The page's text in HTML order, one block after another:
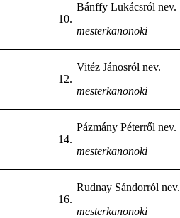
10.
Bánffy Lukácsról nev.
mesterkanonoki
12.
Vitéz Jánosról nev.
mesterkanonoki
14.
Pázmány Péterről nev.
mesterkanonoki
16.
Rudnay Sándorról nev.
mesterkanonoki